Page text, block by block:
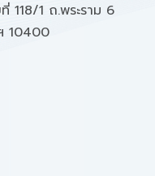
118/1 ถ.พระราม 6
10400